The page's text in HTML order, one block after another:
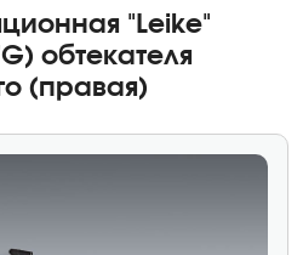
"Leike"
обтекателя
(правая)